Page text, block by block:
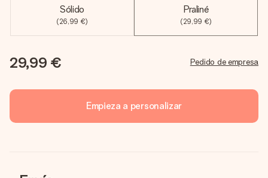
Sólido
(26,99 €)
Praliné
(29,99 €)
29,99 € Pedido de empresa
Empieza a personalizar